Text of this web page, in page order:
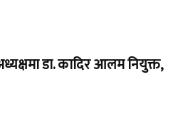
डा. कादिर आलम नियुक्त,